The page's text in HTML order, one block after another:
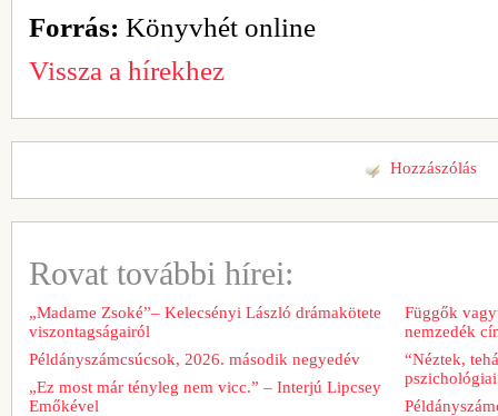
Forrás: Könyvhét online
Vissza a hírekhez
Hozzászólás
Rovat további hírei:
„Madame Zsoké”– Kelecsényi László drámakötete
viszontagságairól
Példányszámcsúcsok, 2026. második negyedév
„Ez most már tényleg nem vicc.” – Interjú Lipcsey
Emőkével
Függők
nemzedék
“Néztek,